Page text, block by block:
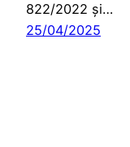
822/2022 și…
25/04/2025